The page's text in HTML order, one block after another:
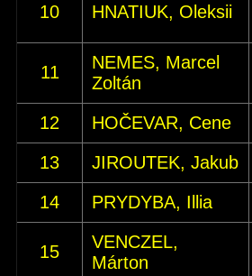
10 HNATIUK, Oleksii
11
NEMES, Marcel
Zoltán
12 HOČEVAR, Cene
13
JIROUTEK, Jakub
14
PRYDYBA, Illia
15
VENCZEL,
Márton